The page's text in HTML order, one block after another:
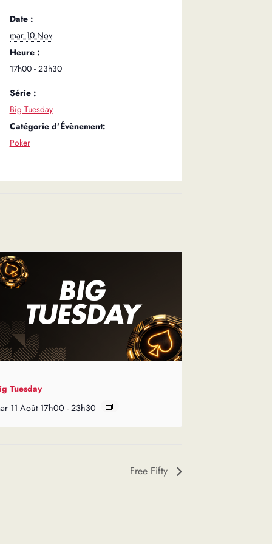
Date :
mar 10 Nov
Heure :
17h00 - 23h30
Série :
Big Tuesday
Catégorie d’Évènement:
Poker
Tuesday
11 Août 17h00 - 23h30
Free Fifty